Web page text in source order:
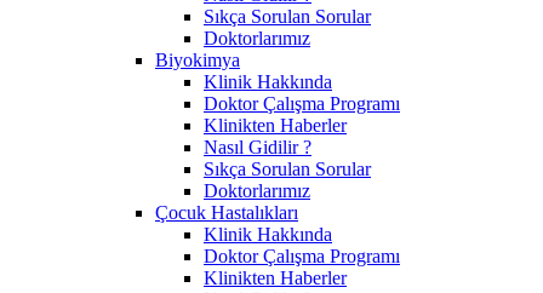
Sıkça Sorulan Sorular
Doktorlarımız
Biyokimya
Klinik Hakkında
Doktor Çalışma Programı
Klinikten Haberler
Nasıl Gidilir ?
Sıkça Sorulan Sorular
Doktorlarımız
Çocuk Hastalıkları
Klinik Hakkında
Doktor Çalışma Programı
Klinikten Haberler